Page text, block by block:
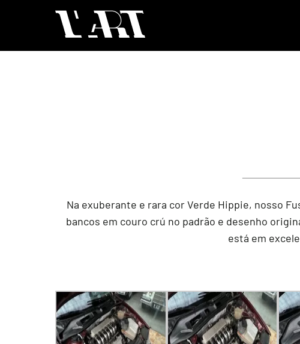
Na exuberante e rara cor Verde Hippie, nosso
bancos em couro crú no padrão e desenho
está em